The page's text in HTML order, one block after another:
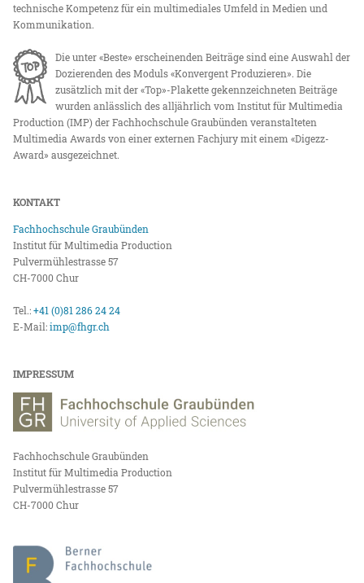
technische Kompetenz für ein multimediales Umfeld in Medien und
Kommunikation.
Die unter «Beste» erscheinenden Beiträge sind eine Auswahl der
Dozierenden des Moduls «Konvergent Produzieren». Die
zusätzlich mit der «Top»-Plakette gekennzeichneten Beiträge
wurden anlässlich des alljährlich vom Institut für Multimedia
Production (IMP) der Fachhochschule Graubünden veranstalteten
Multimedia Awards von einer externen Fachjury mit einem «Digezz-
Award» ausgezeichnet.
KONTAKT
Fachhochschule Graubünden
Institut für Multimedia Production
Pulvermühlestrasse 57
CH-7000 Chur
Tel.:+41 (0)81 286 24 24
E-Mail:imp@fhgr.ch
IMPRESSUM
Fachhochschule Graubünden
Institut für Multimedia Production
Pulvermühlestrasse 57
CH-7000 Chur